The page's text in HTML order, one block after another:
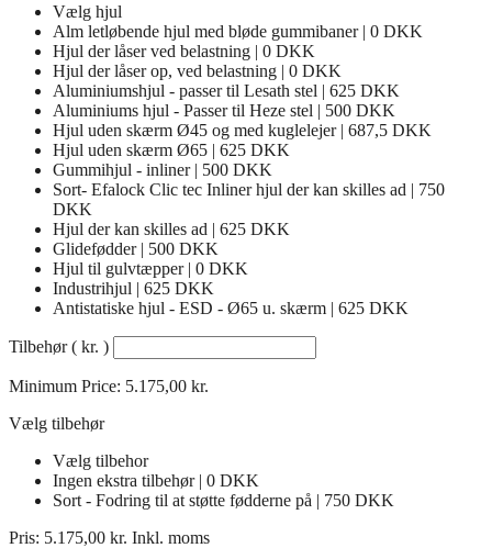
Vælg hjul
Alm letløbende hjul med bløde gummibaner | 0 DKK
Hjul der låser ved belastning | 0 DKK
Hjul der låser op, ved belastning | 0 DKK
Aluminiumshjul - passer til Lesath stel | 625 DKK
Aluminiums hjul - Passer til Heze stel | 500 DKK
Hjul uden skærm Ø45 og med kuglelejer | 687,5 DKK
Hjul uden skærm Ø65 | 625 DKK
Gummihjul - inliner | 500 DKK
Sort- Efalock Clic tec Inliner hjul der kan skilles ad | 750
DKK
Hjul der kan skilles ad | 625 DKK
Glidefødder | 500 DKK
Hjul til gulvtæpper | 0 DKK
Industrihjul | 625 DKK
Antistatiske hjul - ESD - Ø65 u. skærm | 625 DKK
Tilbehør( kr. )
Minimum Price: 5.175,00 kr.
Vælg tilbehør
Vælg tilbehor
Ingen ekstra tilbehør | 0 DKK
Sort - Fodring til at støtte fødderne på | 750 DKK
Pris: 5.175,00 kr. Inkl. moms